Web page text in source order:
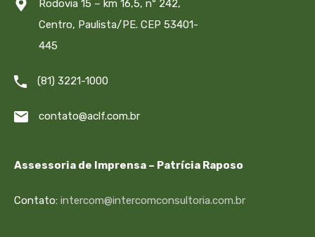
Rodovia 15 – km 16,5, nº 242,
Centro, Paulista/PE. CEP 53401-
445
(81) 3221-1000
contato@aclf.com.br
Assessoria de Imprensa – Patrícia Raposo
Contato: intercom@intercomconsultoria.com.br